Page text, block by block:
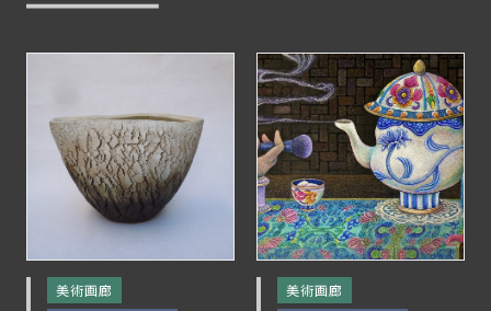
美術画廊
美術画廊